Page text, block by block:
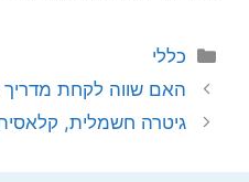
קטגוריות
כללי
האם שווה לקחת מדריך
גיטרה חשמלית,